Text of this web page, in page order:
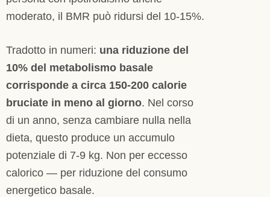
moderato, il BMR può ridursi del 10-15%.
Tradotto in numeri: una riduzione del
10% del metabolismo basale
corrisponde a circa 150-200 calorie
bruciate in meno al giorno. Nel corso
di un anno, senza cambiare nulla nella
dieta, questo produce un accumulo
potenziale di 7-9 kg. Non per eccesso
calorico — per riduzione del consumo
energetico basale.